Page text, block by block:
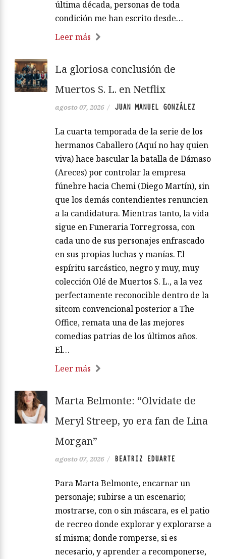
última década, personas de toda
condición me han escrito desde…
Leer más
La gloriosa conclusión de
Muertos S. L. en Netflix
agosto 07, 2026 / JUAN MANUEL GONZÁLEZ
La cuarta temporada de la serie de los
hermanos Caballero (Aquí no hay quien
viva) hace bascular la batalla de Dámaso
(Areces) por controlar la empresa
fúnebre hacia Chemi (Diego Martín), sin
que los demás contendientes renuncien
a la candidatura. Mientras tanto, la vida
sigue en Funeraria Torregrossa, con
cada uno de sus personajes enfrascado
en sus propias luchas y manías. El
espíritu sarcástico, negro y muy, muy
colección Olé de Muertos S. L., a la vez
perfectamente reconocible dentro de la
sitcom convencional posterior a The
Office, remata una de las mejores
comedias patrias de los últimos años.
El…
Leer más
Marta Belmonte: “Olvídate de
Meryl Streep, yo era fan de Lina
Morgan”
agosto 07, 2026 / BEATRIZ EDUARTE
Para Marta Belmonte, encarnar un
personaje; subirse a un escenario;
mostrarse, con o sin máscara, es el patio
de recreo donde explorar y explorarse a
sí misma; donde romperse, si es
necesario, y aprender a recomponerse,